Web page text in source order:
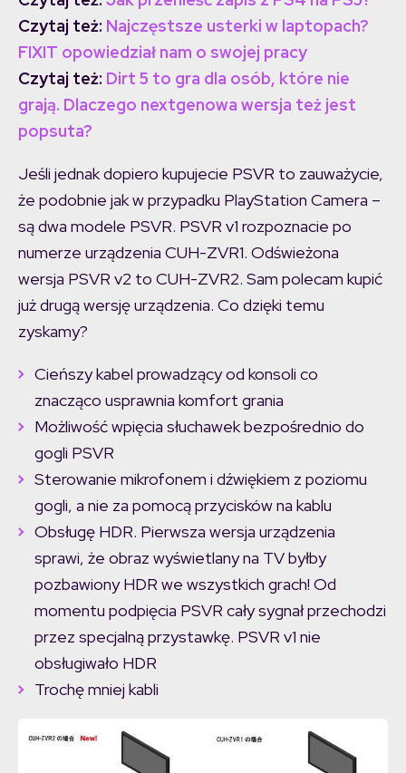
Czytaj też: Najczęstsze usterki w laptopach?
FIXIT opowiedział nam o swojej pracy
Czytaj też: Dirt 5 to gra dla osób, które nie
grają. Dlaczego nextgenowa wersja też jest
popsuta?
Jeśli jednak dopiero kupujecie PSVR to zauważycie,
że podobnie jak w przypadku PlayStation Camera –
są dwa modele PSVR. PSVR v1 rozpoznacie po
numerze urządzenia CUH-ZVR1. Odświeżona
wersja PSVR v2 to CUH-ZVR2. Sam polecam kupić
już drugą wersję urządzenia. Co dzięki temu
zyskamy?
Cieńszy kabel prowadzący od konsoli co
znacząco usprawnia komfort grania
Możliwość wpięcia słuchawek bezpośrednio do
gogli PSVR
Sterowanie mikrofonem i dźwiękiem z poziomu
gogli, a nie za pomocą przycisków na kablu
Obsługę HDR. Pierwsza wersja urządzenia
sprawi, że obraz wyświetlany na TV byłby
pozbawiony HDR we wszystkich grach! Od
momentu podpięcia PSVR cały sygnał przechodzi
przez specjalną przystawkę. PSVR v1 nie
obsługiwało HDR
Trochę mniej kabli